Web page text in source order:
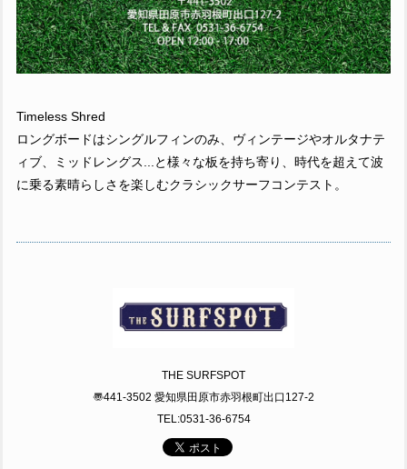
Timeless Shred
ロングボードはシングルフィンのみ、ヴィンテージやオルタナテ
ィブ、ミッドレングス...と様々な板を持ち寄り、時代を超えて波
に乗る素晴らしさを楽しむクラシックサーフコンテスト。
THE SURFSPOT
〠441-3502 愛知県田原市赤羽根町出口127-2
TEL:0531-36-6754